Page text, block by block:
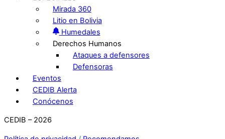
Mirada 360
Litio en Bolivia
Humedales
Derechos Humanos
Ataques a defensores
Defensoras
Eventos
CEDIB Alerta
Conócenos
CEDIB – 2026